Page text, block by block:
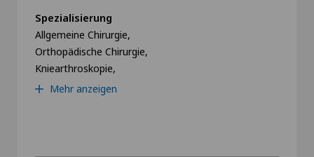
Spezialisierung
Allgemeine Chirurgie,
Orthopädische Chirurgie,
Kniearthroskopie,
Mehr anzeigen